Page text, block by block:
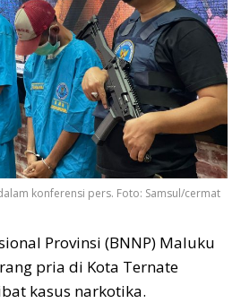
konferensi pers. Foto: Samsul/cermat
Provinsi (BNNP) Maluku
pria di Kota Ternate
kasus narkotika.